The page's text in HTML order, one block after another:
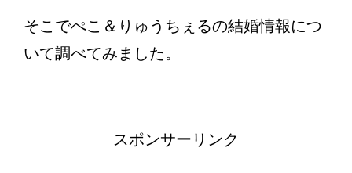
そこでぺこ＆りゅうちぇるの結婚情報につ
いて調べてみました。
スポンサーリンク